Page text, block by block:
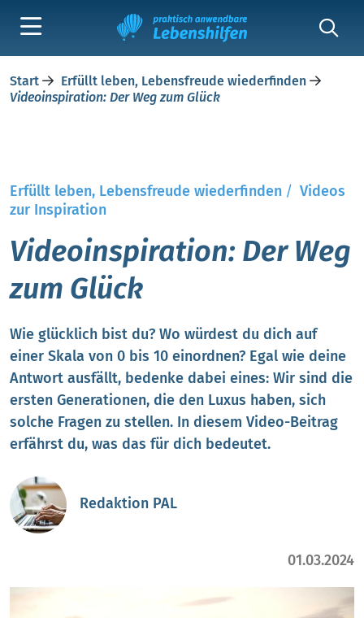
Start
Erfüllt leben, Lebensfreude wiederfinden
Videoinspiration: Der Weg zum Glück
Erfüllt leben, Lebensfreude wiederfinden / Videos
zur Inspiration
Videoinspiration: Der Weg
zum Glück
Wie glücklich bist du? Wo würdest du dich auf
einer Skala von 0 bis 10 einordnen? Egal wie deine
Antwort ausfällt, bedenke dabei eines: Wir sind die
ersten Generationen, die den Luxus haben, sich
solche Fragen zu stellen. In diesem Video-Beitrag
erfährst du, was das für dich bedeutet.
Redaktion PAL
01.03.2024